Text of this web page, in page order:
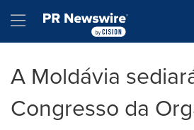
Hamburger menu
A Moldávia
Congresso da